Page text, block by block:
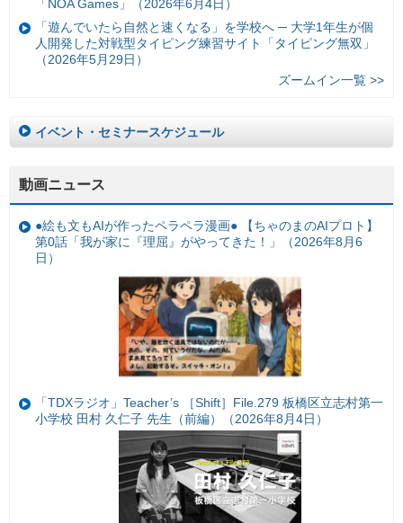
「NOA Games」（2026年6月4日）
「遊んでいたら自然と速くなる」を学校へ ─ 大学1年生が個
人開発した対戦型タイピング練習サイト「タイピング無双」
（2026年5月29日）
ズームイン一覧 >>
イベント・セミナースケジュール
動画ニュース
●絵も文もAIが作ったペラペラ漫画● 【ちゃのまのAIプロト】
第0話「我が家に『理屈』がやってきた！」（2026年8月6
日）
「TDXラジオ」Teacher’s ［Shift］File.279 板橋区立志村第一
小学校 田村 久仁子 先生（前編）（2026年8月4日）